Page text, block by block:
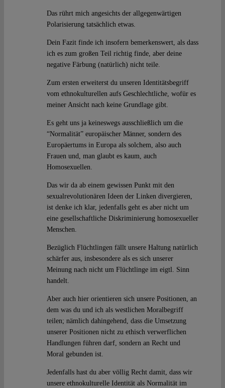
Das rührt mich angesichts der allgegenwärtigen
Polarisierung tatsächlich etwas.
Dein Fazit finde ich insofern bemerkenswert, als dass
ich es zum großen Teil richtig finde, aber deine
negative Färbung (natürlich) nicht teile.
Zum ersten erweiterst du unseren Identitätsbegriff
vom ethnokulturellen aufs Geschlechtliche, wofür es
meiner Ansicht nach keine Grundlage gibt.
Es geht uns ja keineswegs ausschließlich um die
“Normalität” europäischer Männer, sondern des
Europäertums in Europa als solchem, also auch
Frauen und, man glaubt es kaum, auch
Homosexuellen.
Das wir da ab einem gewissen Punkt mit den
sexualrevolutionären Ideen der Linken divergieren,
ist denke ich klar, jedenfalls geht es aber nicht um
eine gesellschaftliche Diskriminierung homosexueller
Menschen.
Bezüglich Flüchtlingen fällt unsere Haltung natürlich
schärfer aus, insbesondere als es sich unserer
Meinung nach nicht um Flüchtlinge im eigtl. Sinn
handelt.
Aber auch hier orientieren sich unsere Positionen, an
dem was du und ich als westlichen Moralbegriff
teilen; nämlich dahingehend, dass die Umsetzung
unserer Positionen nicht zu ethisch verwerflichen
Handlungen führen darf, sondern an Recht und
Moral gebunden ist.
Jedenfalls hast du aber völlig Recht damit, dass wir
unsere ethnokulturelle Identität als Normalität im